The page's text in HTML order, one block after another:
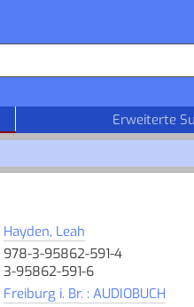
Erweiterte
Hayden, Leah
978-3-95862-591-4
3-95862-591-6
Freiburg i. Br. : AUDIOBUCH